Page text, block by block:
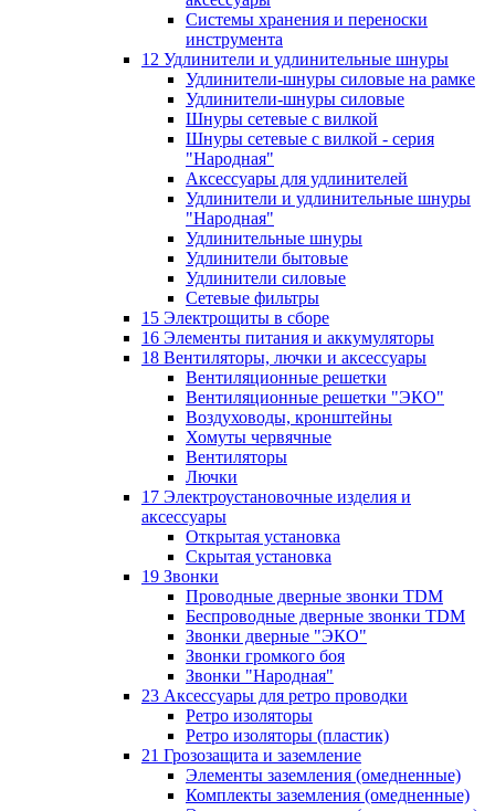
Системы хранения и переноски
инструмента
12 Удлинители и удлинительные шнуры
Удлинители-шнуры силовые на рамке
Удлинители-шнуры силовые
Шнуры сетевые с вилкой
Шнуры сетевые с вилкой - серия
"Народная"
Аксессуары для удлинителей
Удлинители и удлинительные шнуры
"Народная"
Удлинительные шнуры
Удлинители бытовые
Удлинители силовые
Сетевые фильтры
15 Электрощиты в сборе
16 Элементы питания и аккумуляторы
18 Вентиляторы, лючки и аксессуары
Вентиляционные решетки
Вентиляционные решетки "ЭКО"
Воздуховоды, кронштейны
Хомуты червячные
Вентиляторы
Лючки
17 Электроустановочные изделия и
аксессуары
Открытая установка
Скрытая установка
19 Звонки
Проводные дверные звонки TDM
Беспроводные дверные звонки TDM
Звонки дверные "ЭКО"
Звонки громкого боя
Звонки "Народная"
23 Аксессуары для ретро проводки
Ретро изоляторы
Ретро изоляторы (пластик)
21 Грозозащита и заземление
Элементы заземления (омедненные)
Комплекты заземления (омедненные)